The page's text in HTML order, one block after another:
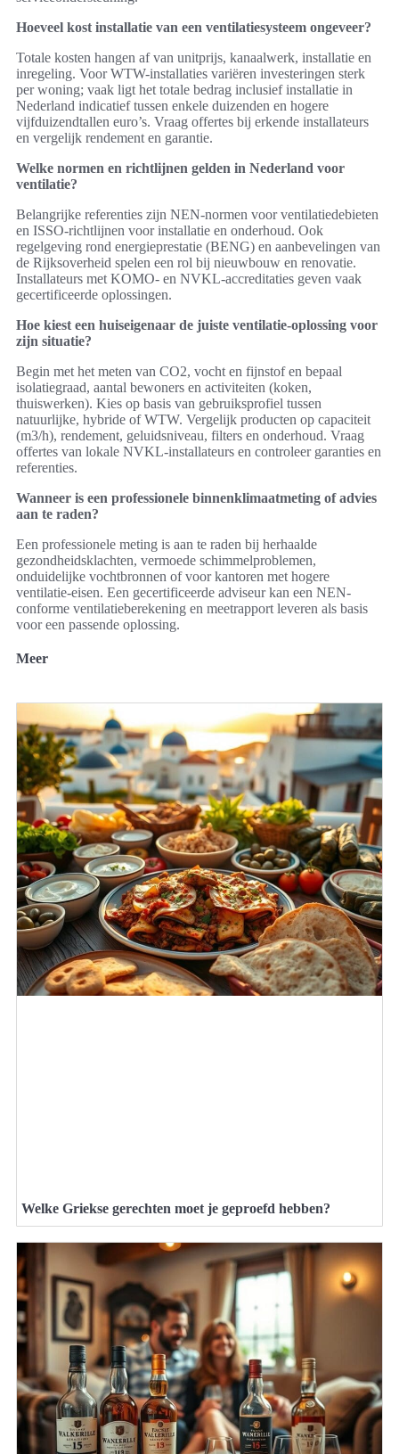
Hoeveel kost installatie van een ventilatiesysteem ongeveer?
Totale kosten hangen af van unitprijs, kanaalwerk, installatie en
inregeling. Voor WTW-installaties variëren investeringen sterk
per woning; vaak ligt het totale bedrag inclusief installatie in
Nederland indicatief tussen enkele duizenden en hogere
vijfduizendtallen euro’s. Vraag offertes bij erkende installateurs
en vergelijk rendement en garantie.
Welke normen en richtlijnen gelden in Nederland voor
ventilatie?
Belangrijke referenties zijn NEN-normen voor ventilatiedebieten
en ISSO-richtlijnen voor installatie en onderhoud. Ook
regelgeving rond energieprestatie (BENG) en aanbevelingen van
de Rijksoverheid spelen een rol bij nieuwbouw en renovatie.
Installateurs met KOMO- en NVKL-accreditaties geven vaak
gecertificeerde oplossingen.
Hoe kiest een huiseigenaar de juiste ventilatie-oplossing voor
zijn situatie?
Begin met het meten van CO2, vocht en fijnstof en bepaal
isolatiegraad, aantal bewoners en activiteiten (koken,
thuiswerken). Kies op basis van gebruiksprofiel tussen
natuurlijke, hybride of WTW. Vergelijk producten op capaciteit
(m3/h), rendement, geluidsniveau, filters en onderhoud. Vraag
offertes van lokale NVKL-installateurs en controleer garanties en
referenties.
Wanneer is een professionele binnenklimaatmeting of advies
aan te raden?
Een professionele meting is aan te raden bij herhaalde
gezondheidsklachten, vermoede schimmelproblemen,
onduidelijke vochtbronnen of voor kantoren met hogere
ventilatie-eisen. Een gecertificeerde adviseur kan een NEN-
conforme ventilatieberekening en meetrapport leveren als basis
voor een passende oplossing.
Meer
Welke Griekse gerechten moet je geproefd hebben?